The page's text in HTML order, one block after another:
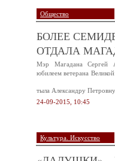
Общество
БОЛЕЕ
ОТДАЛА
Мэр Магадана Сергей
юбилеем ветерана
тыла Александру
24-09-2015, 10:45
Культура. Искусство